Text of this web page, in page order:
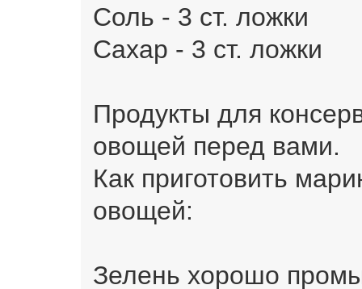
Соль - 3 ст. ложки
Сахар - 3 ст. ложки
Продукты для
овощей перед вами.
Как приготовить
овощей:
Зелень хорошо